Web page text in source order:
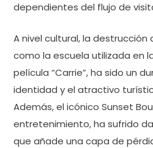
dependientes del flujo de
A nivel cultural, la destrucción
como la escuela utilizada en
película “Carrie”, ha sido un
identidad y el atractivo
Además, el icónico Sunset
entretenimiento, ha sufrido
que añade una capa de